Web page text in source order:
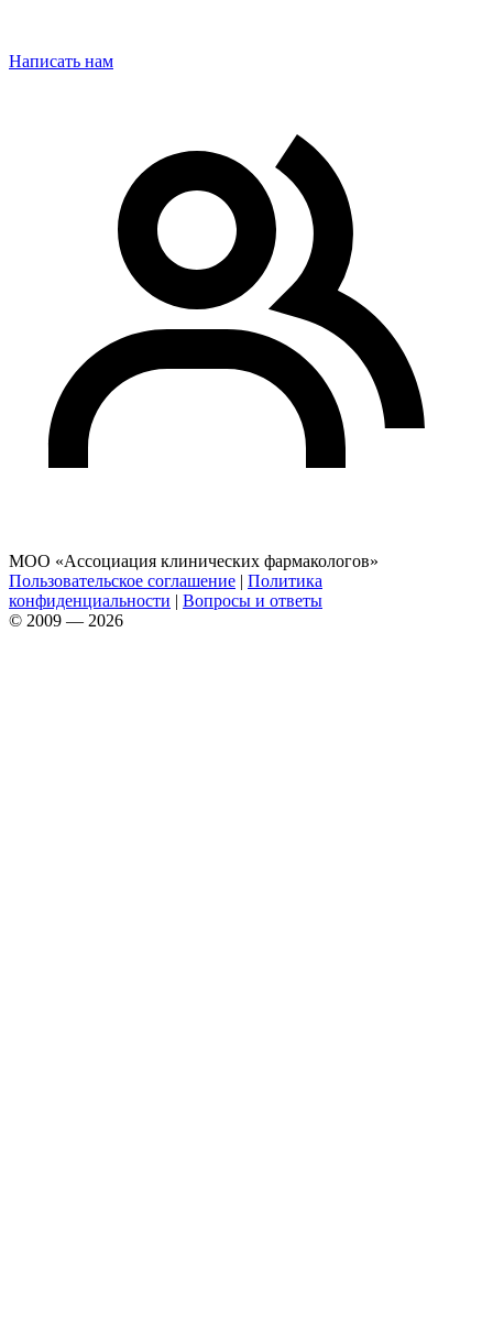
Написать нам
МОО «Ассоциация клинических фармакологов»
Пользовательское соглашение | Политика
конфиденциальности | Вопросы и ответы
© 2009 — 2026